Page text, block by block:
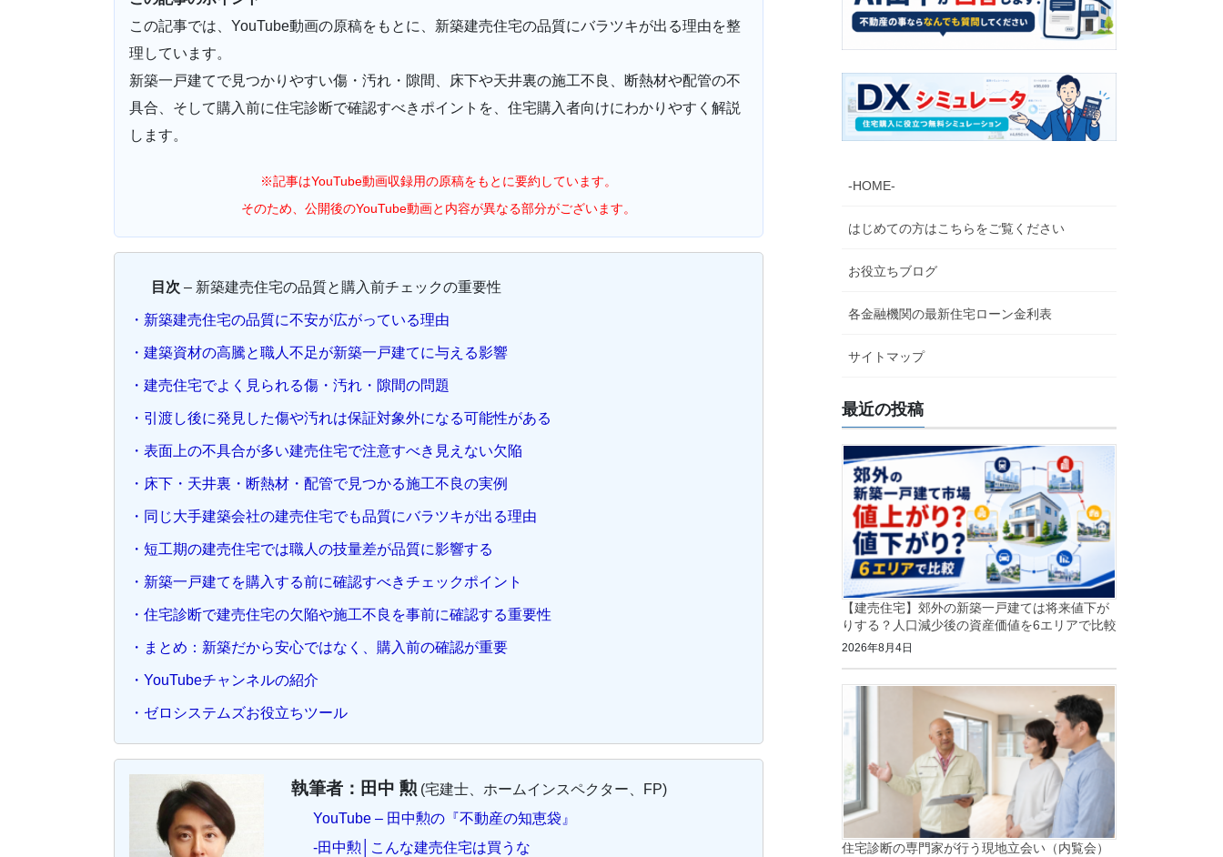
この記事では、YouTube動画の原稿をもとに、新築建売住宅の品質にバラツキが出る理由を整
理しています。
新築一戸建てで見つかりやすい傷・汚れ・隙間、床下や天井裏の施工不良、断熱材や配管の不
具合、そして購入前に住宅診断で確認すべきポイントを、住宅購入者向けにわかりやすく解説
します。
※記事はYouTube動画収録用の原稿をもとに要約しています。
そのため、公開後のYouTube動画と内容が異なる部分がございます。
目次 – 新築建売住宅の品質と購入前チェックの重要性
・新築建売住宅の品質に不安が広がっている理由
・建築資材の高騰と職人不足が新築一戸建てに与える影響
・建売住宅でよく見られる傷・汚れ・隙間の問題
・引渡し後に発見した傷や汚れは保証対象外になる可能性がある
・表面上の不具合が多い建売住宅で注意すべき見えない欠陥
・床下・天井裏・断熱材・配管で見つかる施工不良の実例
・同じ大手建築会社の建売住宅でも品質にバラツキが出る理由
・短工期の建売住宅では職人の技量差が品質に影響する
・新築一戸建てを購入する前に確認すべきチェックポイント
・住宅診断で建売住宅の欠陥や施工不良を事前に確認する重要性
・まとめ：新築だから安心ではなく、購入前の確認が重要
・YouTubeチャンネルの紹介
・ゼロシステムズお役立ちツール
執筆者：田中 勲 (宅建士、ホームインスペクター、FP)
YouTube – 田中勲の『不動産の知恵袋』
-田中勲│こんな建売住宅は買うな
-HOME-
はじめての方はこちらをご覧ください
お役立ちブログ
各金融機関の最新住宅ローン金利表
サイトマップ
最近の投稿
【建売住宅】郊外の新築一戸建ては将来値下が
りする？人口減少後の資産価値を6エリアで比較
2026年8月4日
住宅診断の専門家が行う現地立会い（内覧会）